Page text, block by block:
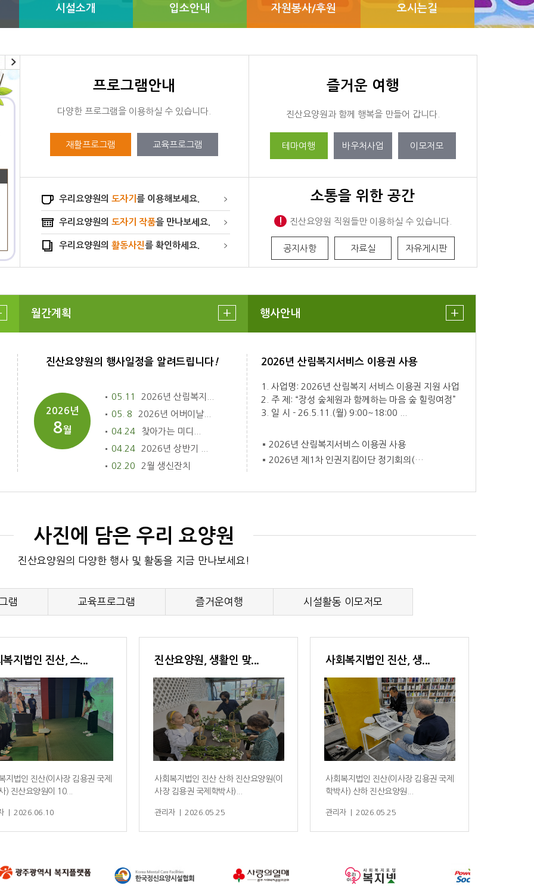
시설소개 입소안내 자원봉사/후원 오시는길
프로그램안내
다양한 프로그램을 이용하실 수 있습니다.
재활프로그램 교육프로그램
우리요양원의 도자기 를 이용해보세요.
우리요양원의 도자기 작품을 만나보세요.
우리요양원의 활동사진를 확인하세요.
즐거운 여행
진산요양원과 함께 행복을 만들어 갑니다.
테마여행 바우처사업 이모저모
소통을 위한 공간
! 진산요양원 직원들만 이용하실 수 있습니다.
공지사항 자료실 자유게시판
월간계획
진산요양원의 행사일정을 알려드립니다!
2026년
8월
05.11
2026년 산림복지...
05. 8
2026년 어버이날...
04.24
찾아가는 미디...
04.24
2026년 상반기 ...
02.20
2월 생신잔치
+ 행사안내
2026년 산림복지서비스 이용권 사용
1. 사업명: 2026년 산림복지 서비스 이용권 지원 사업
2. 주 제: “장성 숲체원과 함께하는 마음 숲 힐링여정”
3. 일 시 - 26.5.11.(월) 9:00~18:00 ...
2026년 산림복지서비스 이용권 사용
2026년 제1차 인권지킴이단 정기회의(…
+
사진에 담은 우리 요양원
진산요양원의 다양한 행사 및 활동을 지금 만나보세요!
램 교육프로그램 즐거운여행 시설활동 이모저모
복지법인 진산, 스...
지법인 진산(이사장 김용권 국제
) 진산요양원이 10...
| 2026.06.10
진산요양원, 생활인 맞...
사회복지법인 진산 산하 진산요양원(이
사장 김용권 국제학박사)...
관리자 | 2026.05.25
사회복지법인 진산, 생...
사회복지법인 진산(이사장 김용권 국제
학박사) 산하 진산요양원...
관리자 | 2026.05.25